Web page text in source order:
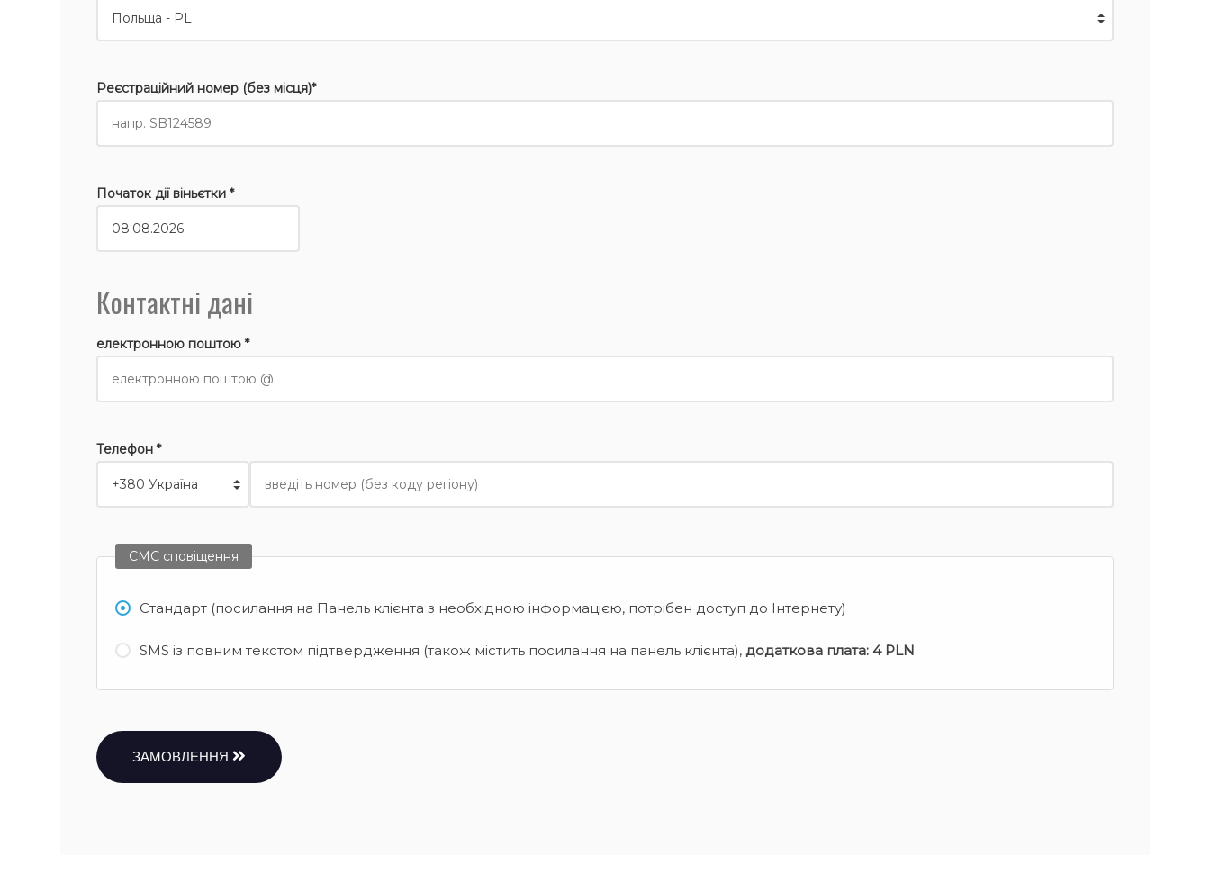
Реєстраційний номер (без місця)*
Початок дії віньєтки *
Контактні дані
електронною поштою *
Телефон *
СМС сповіщення
Стандарт (посилання на Панель клієнта з необхідною інформацією, потрібен доступ до Інтернету)
SMS із повним текстом підтвердження (також містить посилання на панель клієнта),додаткова плата: 4 PLN
ЗАМОВЛЕННЯ